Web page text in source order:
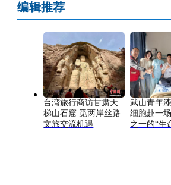
编辑推荐
台湾旅行商访甘肃天
梯山石窟 觅两岸丝路
文旅交流机遇
武山青年
细胞赴一
之一的“生